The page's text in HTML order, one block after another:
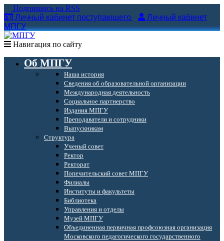
Подпишись на RSS
Личный кабинет поступающего
Личный кабинет
МПГУ
Навигация по сайту
Об МПГУ
Наша история
Сведения об образовательной организации
Международная деятельность
Социальное партнерство
Издания МПГУ
Преподаватели и сотрудники
Выпускникам
Структура
Ученый совет
Ректор
Ректорат
Попечительский совет МПГУ
Филиалы
Институты и факультеты
Библиотека
Управления и отделы
Музей МПГУ
Объединенная первичная профсоюзная организация
Московского педагогического государственного